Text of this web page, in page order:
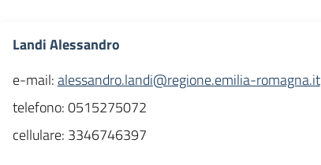
Landi Alessandro
e-mail:alessandro.landi@regione.emilia-romagna.it
telefono:0515275072
cellulare: 3346746397